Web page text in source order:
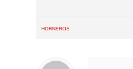
Horneros